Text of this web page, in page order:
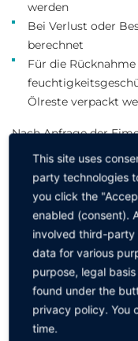
werden
Bei Verlust oder
berechnet
Für die
Ölreste verpackt
Nach Anfrage der
für den Versand Ihrer
Bitte wählen Sie
Artikel aus ↓
Ausführung
This site uses
party technologies
you click the
enabled (consent).
involved third-party
data for various
purpose, legal
found under the
privacy policy. You
time.